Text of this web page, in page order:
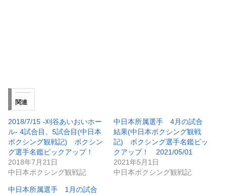
関連
2018/7/15 -刈谷あいおいホー
ル- 4試合目、5試合目(中日本
ボクシング観戦記) ボクシン
グ選手名鑑ピックアップ！
2018年7月21日
中日本ボクシング観戦記
中日本所属選手 4月の試合
結果(中日本ボクシング観戦
記) ボクシング選手名鑑ピッ
クアップ！ 2021/05/01
2021年5月1日
中日本ボクシング観戦記
中日本所属選手 1月の試合